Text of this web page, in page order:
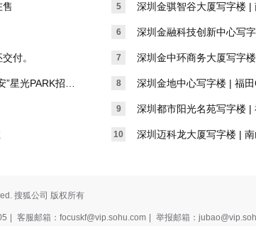
售
付。
星光PARK招商
5
深圳金骐智谷大厦写字楼 |
6
深圳金融科技创新中心写
7
深圳金中环商务大厦写字
8
深圳金地中心写字楼 | 福田
9
深圳都市阳光名苑写字楼 |
10
深圳迈科龙大厦写字楼 |
搜狐公司 版权所有
客服邮箱：focuskf@vip.sohu.com 举报邮箱：